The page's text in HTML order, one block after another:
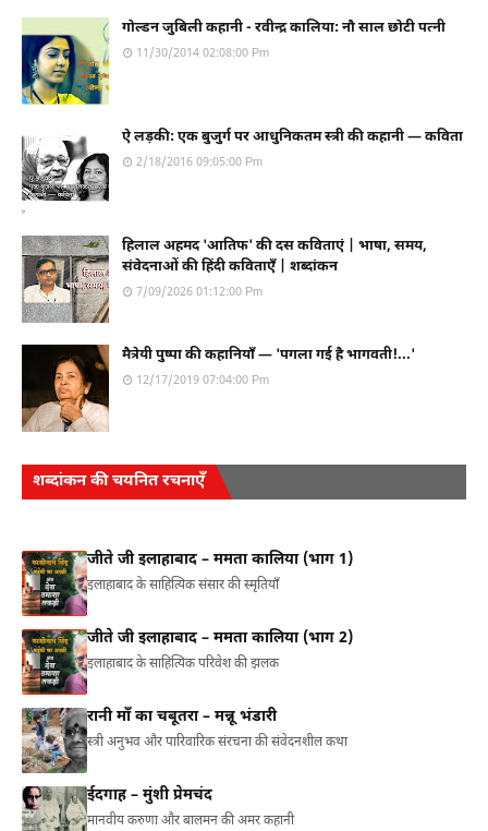
गोल्डन जुबिली कहानी - रवीन्द्र कालिया: नौ साल छोटी पत्नी
11/30/2014 02:08:00 Pm
ऐ लड़की: एक बुजुर्ग पर आधुनिकतम स्त्री की कहानी — कविता
2/18/2016 09:05:00 Pm
हिलाल अहमद 'आतिफ' की दस कविताएं | भाषा, समय,
संवेदनाओं की हिंदी कविताएँ | शब्दांकन
7/09/2026 01:12:00 Pm
मैत्रेयी पुष्पा की कहानियाँ — 'पगला गई है भागवती!...'
12/17/2019 07:04:00 Pm
शब्दांकन की चयनित रचनाएँ
जीते जी इलाहाबाद – ममता कालिया (भाग 1)
इलाहाबाद के साहित्यिक संसार की स्मृतियाँ
जीते जी इलाहाबाद – ममता कालिया (भाग 2)
इलाहाबाद के साहित्यिक परिवेश की झलक
रानी माँ का चबूतरा – मन्नू भंडारी
स्त्री अनुभव और पारिवारिक संरचना की संवेदनशील कथा
ईदगाह – मुंशी प्रेमचंद
मानवीय करुणा और बालमन की अमर कहानी